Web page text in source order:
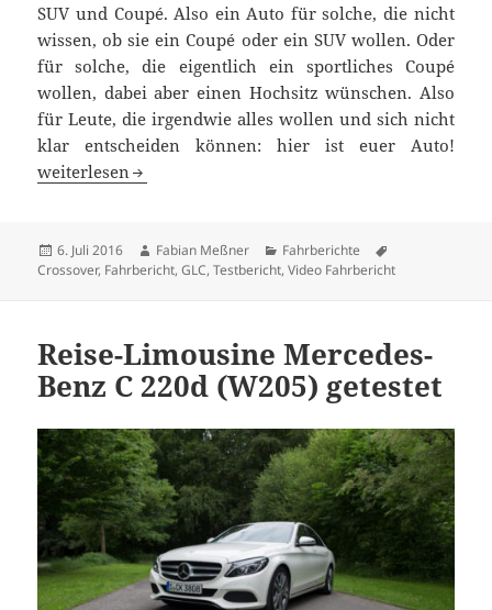
SUV und Coupé. Also ein Auto für solche, die nicht
wissen, ob sie ein Coupé oder ein SUV wollen. Oder
für solche, die eigentlich ein sportliches Coupé
wollen, dabei aber einen Hochsitz wünschen. Also
für Leute, die irgendwie alles wollen und sich nicht
klar entscheiden können: hier ist euer Auto!
Lückenfüller oder Statement? Neues GLC Coupé im Test
weiterlesen
Veröffentlicht
am
6. Juli 2016 Autor
Fabian Meßner Kategorien
Fahrberichte
Crossover, Fahrbericht,GLC,Testbericht,Video Fahrbericht
Reise-Limousine Mercedes-
Benz C 220d (W205) getestet